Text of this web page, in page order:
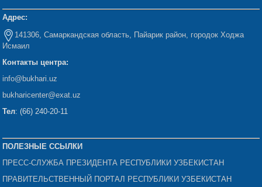
Адрес:
141306, Самаркандская область, Пайарик район, городок Ходжа
Исмаил
Контакты центра:
info@bukhari.uz
bukharicenter@exat.uz
Тел: (66) 240-20-11
ПОЛЕЗНЫЕ ССЫЛКИ
ПРЕСС-СЛУЖБА ПРЕЗИДЕНТА РЕСПУБЛИКИ УЗБЕКИСТАН
ПРАВИТЕЛЬСТВЕННЫЙ ПОРТАЛ РЕСПУБЛИКИ УЗБЕКИСТАН